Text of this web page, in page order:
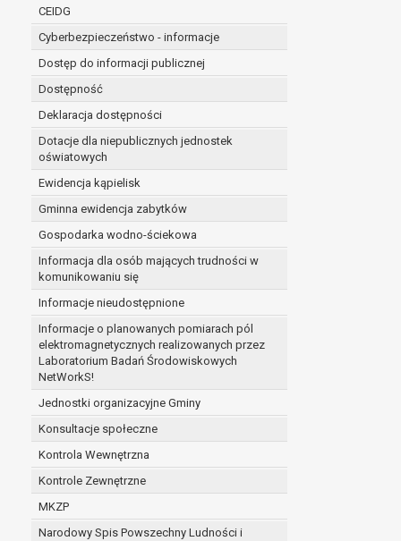
CEIDG
Cyberbezpieczeństwo - informacje
Dostęp do informacji publicznej
Dostępność
Deklaracja dostępności
Dotacje dla niepublicznych jednostek
oświatowych
Ewidencja kąpielisk
Gminna ewidencja zabytków
Gospodarka wodno-ściekowa
Informacja dla osób mających trudności w
komunikowaniu się
Informacje nieudostępnione
Informacje o planowanych pomiarach pól
elektromagnetycznych realizowanych przez
Laboratorium Badań Środowiskowych
NetWorkS!
Jednostki organizacyjne Gminy
Konsultacje społeczne
Kontrola Wewnętrzna
Kontrole Zewnętrzne
MKZP
Narodowy Spis Powszechny Ludności i
administratorowi bądź
niezbędność przetwarzania do celów
Z przyczyn związanych z Pani/Pana
on istnienie ważnych prawnie uzasadnionych
ustalenia, dochodzenia lub obrony roszczeń.
W przypadku gdy przetwarzanie danych osobowych
prawo do cofnięcia tej zgody w dowolnym momencie.
Przysługuje Pani/Panu prawo wniesienia skargi do
Organem właściwym do wniesienia skargi jest Prezes
W zależności od sfery, w której przetwarzane są
Pani/Pana dane nie będą poddawane